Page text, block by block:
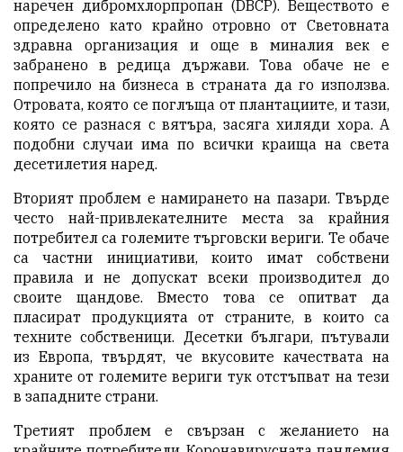
наречен дибромхлорпропан (DBCP). Веществото е
определено като крайно отровно от Световната
здравна организация и още в миналия век е
забранено в редица държави. Това обаче не е
попречило на бизнеса в страната да го използва.
Отровата, която се поглъща от плантациите, и тази,
която се разнася с вятъра, засяга хиляди хора. А
подобни случаи има по всички краища на света
десетилетия наред.
Вторият проблем е намирането на пазари. Твърде
често най-привлекателните места за крайния
потребител са големите търговски вериги. Те обаче
са частни инициативи, които имат собствени
правила и не допускат всеки производител до
своите щандове. Вместо това се опитват да
пласират продукцията от страните, в които са
техните собственици. Десетки българи, пътували
из Европа, твърдят, че вкусовите качествата на
храните от големите вериги тук отстъпват на тези
в западните страни.
Третият проблем е свързан с желанието на